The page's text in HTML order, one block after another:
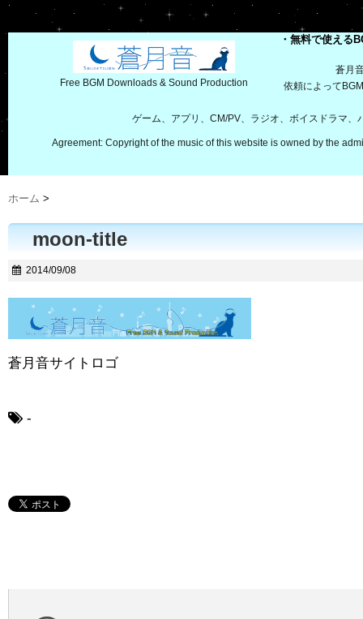
Free BGM Downloads & Sound Production
・無料で使える
蒼月
依頼によって
ゲーム、アプリ、CM/PV、ラジオ、ボイスドラマ
Agreement: Copyright of the music of this website is owned by the
ホーム >
moon-title
2014/09/08
蒼月音サイトロゴ
-